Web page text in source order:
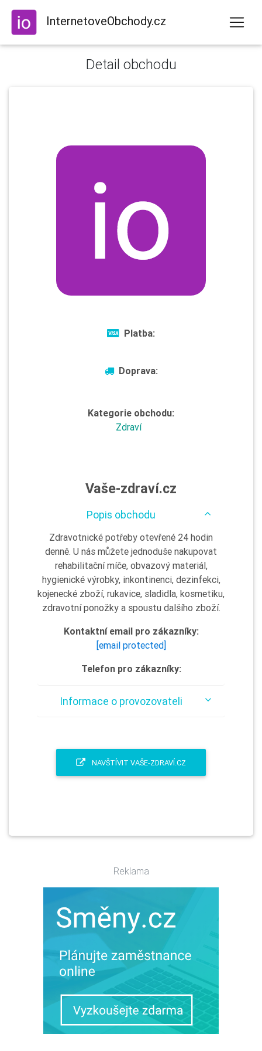
InternetoveObchody.cz
Detail obchodu
Platba:
Doprava:
Kategorie obchodu:
Zdraví
Vaše-zdraví.cz
Popis obchodu
Zdravotnické potřeby otevřené 24 hodin
denně. U nás můžete jednoduše nakupovat
rehabilitační míče, obvazový materiál,
hygienické výrobky, inkontinenci, dezinfekci,
kojenecké zboží, rukavice, sladidla, kosmetiku,
zdravotní ponožky a spoustu dalšího zboží.
Kontaktní email pro zákazníky:
[email protected]
Telefon pro zákazníky:
Informace o provozovateli
NAVŠTÍVIT VAŠE-ZDRAVÍ.CZ
Reklama